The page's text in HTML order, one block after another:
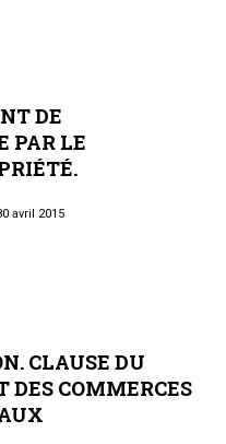
DE
PAR LE
avril 2015
CLAUSE DU
DES COMMERCES